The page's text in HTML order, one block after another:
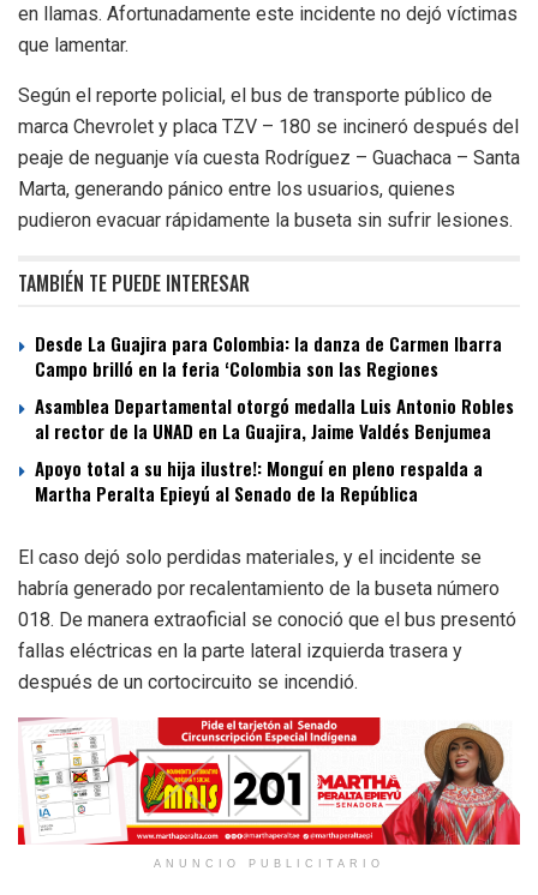
en llamas. Afortunadamente este incidente no dejó víctimas
que lamentar.
Según el reporte policial, el bus de transporte público de
marca Chevrolet y placa TZV – 180 se incineró después del
peaje de neguanje vía cuesta Rodríguez – Guachaca – Santa
Marta, generando pánico entre los usuarios, quienes
pudieron evacuar rápidamente la buseta sin sufrir lesiones.
TAMBIÉN TE PUEDE INTERESAR
Desde La Guajira para Colombia: la danza de Carmen Ibarra
Campo brilló en la feria ‘Colombia son las Regiones
Asamblea Departamental otorgó medalla Luis Antonio Robles
al rector de la UNAD en La Guajira, Jaime Valdés Benjumea
Apoyo total a su hija ilustre!: Monguí en pleno respalda a
Martha Peralta Epieyú al Senado de la República
El caso dejó solo perdidas materiales, y el incidente se
habría generado por recalentamiento de la buseta número
018. De manera extraoficial se conoció que el bus presentó
fallas eléctricas en la parte lateral izquierda trasera y
después de un cortocircuito se incendió.
ANUNCIO PUBLICITARIO